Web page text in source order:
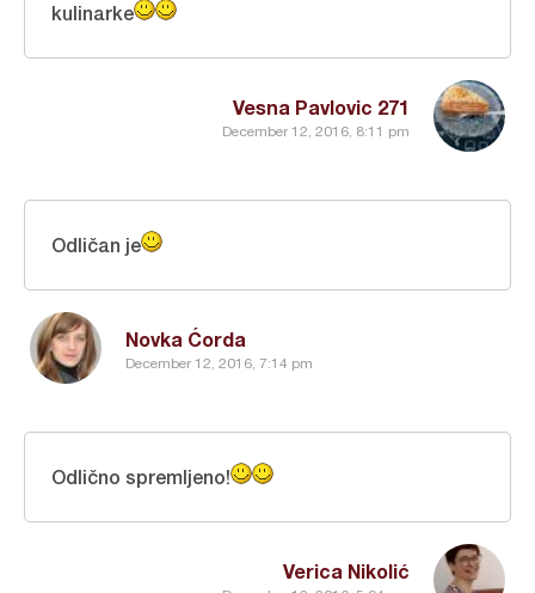
Vesna Pavlovic 271
December 12, 2016, 8:11 pm
kulinarke
Novka Ćorda
December 12, 2016, 7:14 pm
Odličan je
Verica Nikolić
Odlično spremljeno!